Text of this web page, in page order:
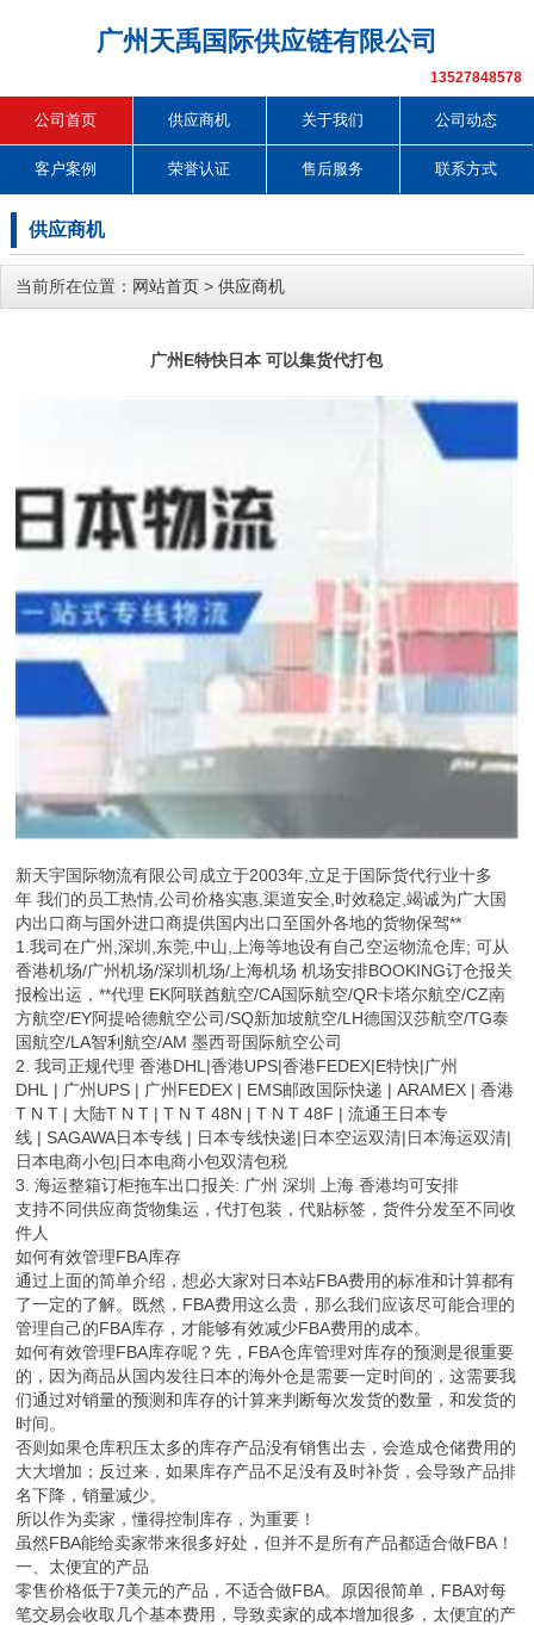
广州天禹国际供应链有限公司
13527848578
公司首页 供应商机 关于我们 公司动态
客户案例 荣誉认证 售后服务 联系方式
供应商机
当前所在位置： 网站首页 > 供应商机
广州E特快日本 可以集货代打包
新天宇国际物流有限公司成立于2003年,立足于国际货代行业十多
年 我们的员工热情,公司价格实惠,渠道安全,时效稳定,竭诚为广大国
内出口商与国外进口商提供国内出口至国外各地的货物保驾**
1.我司在广州,深圳,东莞,中山,上海等地设有自己空运物流仓库; 可从
香港机场/广州机场/深圳机场/上海机场 机场安排BOOKING订仓报关
报检出运，**代理 EK阿联酋航空/CA国际航空/QR卡塔尔航空/CZ南
方航空/EY阿提哈德航空公司/SQ新加坡航空/LH德国汉莎航空/TG泰
国航空/LA智利航空/AM 墨西哥国际航空公司
2. 我司正规代理 香港DHL|香港UPS|香港FEDEX|E特快|广州
DHL | 广州UPS | 广州FEDEX | EMS邮政国际快递 | ARAMEX | 香港
T N T | 大陆T N T | T N T 48N | T N T 48F | 流通王日本专
线 | SAGAWA日本专线 | 日本专线快递|日本空运双清|日本海运双清|
日本电商小包|日本电商小包双清包税
3. 海运整箱订柜拖车出口报关: 广州 深圳 上海 香港均可安排
支持不同供应商货物集运，代打包装，代贴标签，货件分发至不同收
件人
如何有效管理FBA库存
通过上面的简单介绍，想必大家对日本站FBA费用的标准和计算都有
了一定的了解。既然，FBA费用这么贵，那么我们应该尽可能合理的
管理自己的FBA库存，才能够有效减少FBA费用的成本。
如何有效管理FBA库存呢？先，FBA仓库管理对库存的预测是很重要
的，因为商品从国内发往日本的海外仓是需要一定时间的，这需要我
们通过对销量的预测和库存的计算来判断每次发货的数量，和发货的
时间。
否则如果仓库积压太多的库存产品没有销售出去，会造成仓储费用的
大大增加；反过来，如果库存产品不足没有及时补货，会导致产品排
名下降，销量减少。
所以作为卖家，懂得控制库存，为重要！
虽然FBA能给卖家带来很多好处，但并不是所有产品都适合做FBA！
一、太便宜的产品
零售价格低于7美元的产品，不适合做FBA。原因很简单，FBA对每
笔交易会收取几个基本费用，导致卖家的成本增加很多，太便宜的产